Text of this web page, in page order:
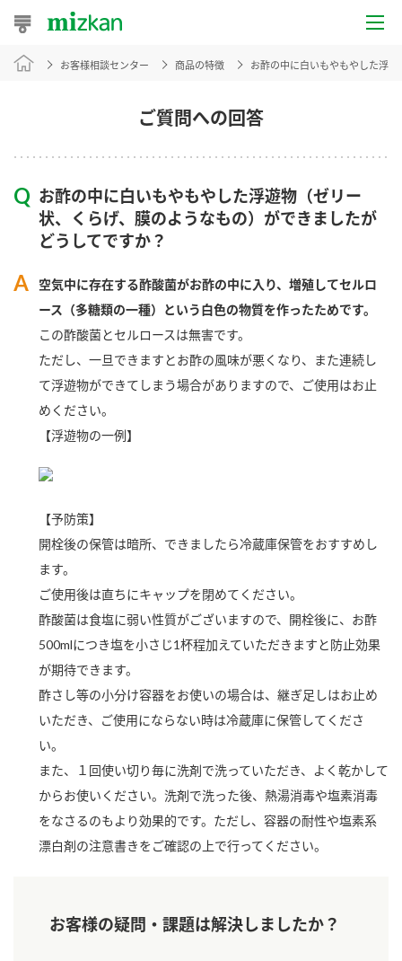
おうちレシピ
レシピ特集
レシピカテゴリ一覧
商品からレシピを探す
商品情報
商品カテゴリ
酢
つゆ たれ
スープ 中華
クイック調味料 レモン果汁
ふりかけ
炊き込みご飯の素 納豆
新商品一覧
ブランド・スペシャルサイト トップ
商品ブランドサイト
Fibee（ファイビー）
くらしプラ酢
カンタン酢
お酢ドリンク
味ぽん
ぽん酢
かおりの蔵
つゆ
鍋なび
PIN印
国内事業概要
ミツカングループについて
企業理念
ミツカンの歴史
ミツカンを知る
環境への取り組み
ZENB initiative
採用情報
ニュースリリース
お客様の声をいかしました
ご質問への回答
お客様相談センター 商品の特徴 お酢の中に白いもやもやした浮
お酢の中に白いもやもやした浮遊物（ゼリー
状、くらげ、膜のようなもの）ができましたが
どうしてですか？
空気中に存在する酢酸菌がお酢の中に入り、増殖してセルロ
ース（多糖類の一種）という白色の物質を作ったためです。
この酢酸菌とセルロースは無害です。
ただし、一旦できますとお酢の風味が悪くなり、また連続し
て浮遊物ができてしまう場合がありますので、ご使用はお止
めください。
【浮遊物の一例】
【予防策】
開栓後の保管は暗所、できましたら冷蔵庫保管をおすすめし
ます。
ご使用後は直ちにキャップを閉めてください。
酢酸菌は食塩に弱い性質がございますので、開栓後に、お酢
500mlにつき塩を小さじ1杯程加えていただきますと防止効果
が期待できます。
酢さし等の小分け容器をお使いの場合は、継ぎ足しはお止め
いただき、ご使用にならない時は冷蔵庫に保管してくださ
い。
また、１回使い切り毎に洗剤で洗っていただき、よく乾かして
からお使いください。洗剤で洗った後、熱湯消毒や塩素消毒
をなさるのもより効果的です。ただし、容器の耐性や塩素系
漂白剤の注意書きをご確認の上で行ってください。
お客様の疑問・課題は解決しましたか？